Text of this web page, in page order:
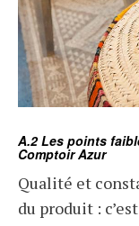
A.2 Les points
Comptoir Azur
Qualité et
du produit :